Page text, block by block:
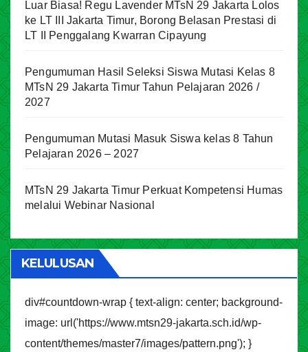
Luar Biasa! Regu Lavender MTsN 29 Jakarta Lolos
ke LT III Jakarta Timur, Borong Belasan Prestasi di
LT II Penggalang Kwarran Cipayung
Pengumuman Hasil Seleksi Siswa Mutasi Kelas 8
MTsN 29 Jakarta Timur Tahun Pelajaran 2026 /
2027
Pengumuman Mutasi Masuk Siswa kelas 8 Tahun
Pelajaran 2026 – 2027
MTsN 29 Jakarta Timur Perkuat Kompetensi Humas
melalui Webinar Nasional
KELULUSAN
div#countdown-wrap { text-align: center; background-
image: url('https://www.mtsn29-jakarta.sch.id/wp-
content/themes/master7/images/pattern.png'); }